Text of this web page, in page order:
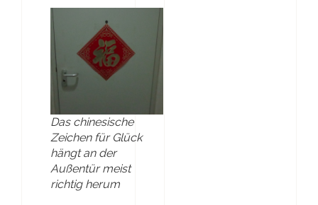
Das chinesische
Zeichen für Glück
hängt an der
Außentür meist
richtig herum